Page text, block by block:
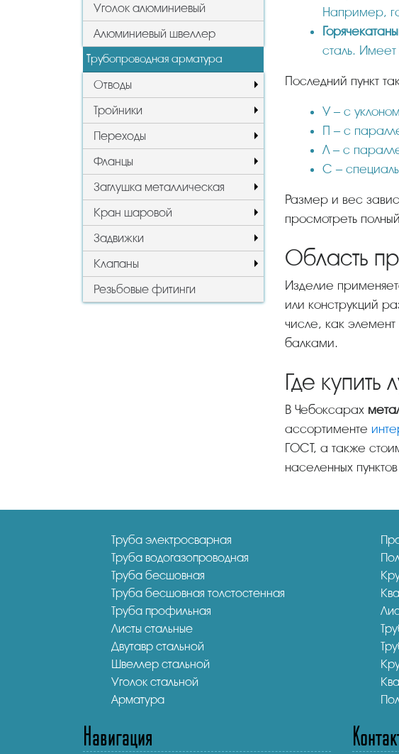
Уголок алюминиевый
Алюминиевый швеллер
Трубопроводная арматура
Отводы
Тройники
Переходы
Фланцы
Заглушка металлическая
Кран шаровой
Задвижки
Клапаны
Резьбовые фитинги
Например,
сталь.
Последний пункт
У – с
П – с
Л – с
С –
Размер и вес зависят от параметров изделия, а также металла, взятого за основу. В таблице можно
просмотреть
Область
Изделие применяется как основа для создания опорных конструкций для строительства помещений
или конструкций
числе, как элемент
балками.
Где купить
В Чебоксарах
ассортименте
ГОСТ, а также
населенных
Труба электросварная
Труба водогазопроводная
Труба бесшовная
Труба бесшовная толстостенная
Труба профильная
Листы стальные
Двутавр стальной
Швеллер стальной
Уголок стальной
Арматура
Навигация